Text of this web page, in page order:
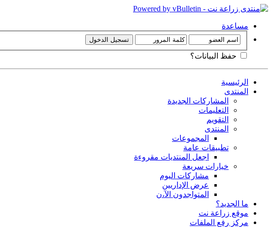
مساعدة
حفظ البيانات؟
الرئيسية
المنتدى
المشاركات الجديدة
التعليمات
التقويم
المنتدى
المجموعات
تطبيقات عامة
اجعل المنتديات مقروءة
خيارات سريعة
مشاركات اليوم
عرض الإداريين
المتواجدون الآ،ن
ما الجديد؟
موقع زراعة نت
مركز رفع الملفات